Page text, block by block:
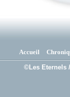
Accueil
©Les Eternels